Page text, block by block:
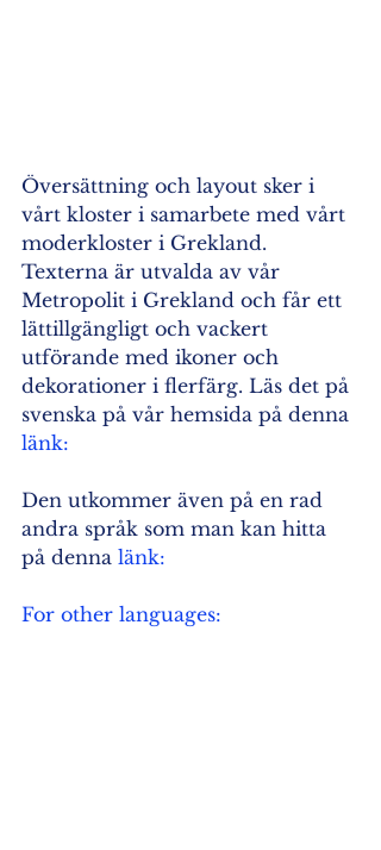
Översättning och layout sker i
vårt kloster i samarbete med vårt
moderkloster i Grekland.
Texterna är utvalda av vår
Metropolit i Grekland och får ett
lättillgängligt och vackert
utförande med ikoner och
dekorationer i flerfärg. Läs det på
svenska på vår hemsida på denna
länk:
Den utkommer även på en rad
andra språk som man kan hitta
på denna länk:
For other languages: